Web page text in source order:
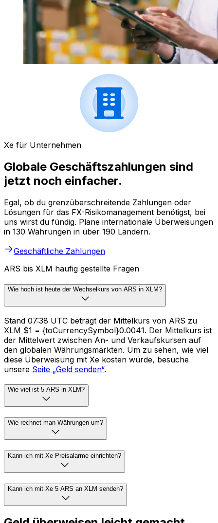
Xe für Unternehmen
Globale Geschäftszahlungen sind
jetzt noch einfacher.
Egal, ob du grenzüberschreitende Zahlungen oder
Lösungen für das FX-Risikomanagement benötigst, bei
uns wirst du fündig. Plane internationale Überweisungen
in 130 Währungen in über 190 Ländern.
Geschäftliche Zahlungen
ARS bis XLM häufig gestellte Fragen
Wie hoch ist heute der Wechselkurs von ARS in XLM?
Stand 07:38 UTC beträgt der Mittelkurs von ARS zu
XLM $1 = {toCurrencySymbol}0.0041. Der Mittelkurs ist
der Mittelwert zwischen An- und Verkaufskursen auf
den globalen Währungsmärkten. Um zu sehen, wie viel
diese Überweisung mit Xe kosten würde, besuche
unsere Seite „Geld senden“.
Wie viel ist 5 ARS in XLM?
Wie rechnet man Währungen um?
Kann ich mit Xe Preisalarme einrichten?
Kann ich mit Xe 5 ARS an XLM senden?